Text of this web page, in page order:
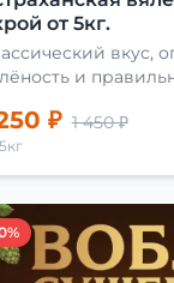
от 5кг.
вкус,
и
₽ 1 450 ₽